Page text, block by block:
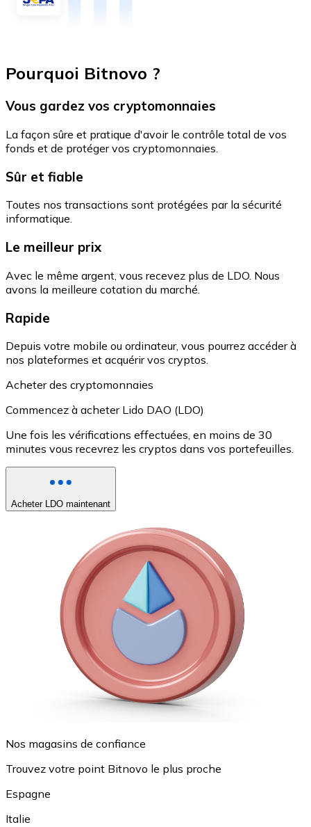
Pourquoi Bitnovo ?
Vous gardez vos cryptomonnaies
La façon sûre et pratique d'avoir le contrôle total de vos
fonds et de protéger vos cryptomonnaies.
Sûr et fiable
Toutes nos transactions sont protégées par la sécurité
informatique.
Le meilleur prix
Avec le même argent, vous recevez plus de LDO. Nous
avons la meilleure cotation du marché.
Rapide
Depuis votre mobile ou ordinateur, vous pourrez accéder à
nos plateformes et acquérir vos cryptos.
Acheter des cryptomonnaies
Commencez à acheter Lido DAO (LDO)
Une fois les vérifications effectuées, en moins de 30
minutes vous recevrez les cryptos dans vos portefeuilles.
Acheter LDO maintenant
Nos magasins de confiance
Trouvez votre point Bitnovo le plus proche
Espagne
Italie